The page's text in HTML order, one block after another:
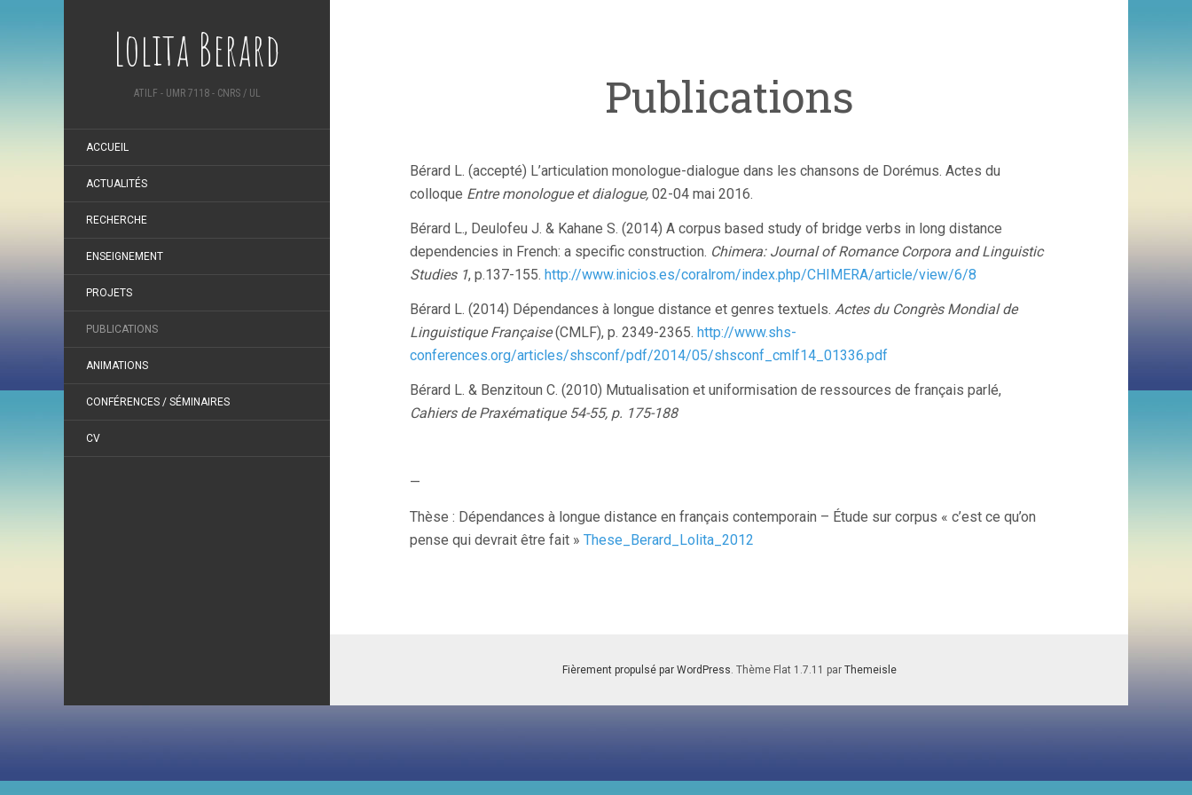
Lolita Berard
ATILF - UMR 7118 - CNRS / UL
ACCUEIL
ACTUALITÉS
RECHERCHE
ENSEIGNEMENT
PROJETS
PUBLICATIONS
ANIMATIONS
CONFÉRENCES / SÉMINAIRES
CV
Publications
Bérard L. (accepté) L’articulation monologue-dialogue dans les chansons de Dorémus. Actes du
colloque Entre monologue et dialogue, 02-04 mai 2016.
Bérard L., Deulofeu J. & Kahane S. (2014) A corpus based study of bridge verbs in long distance
dependencies in French: a specific construction. Chimera: Journal of Romance Corpora and Linguistic
Studies 1, p.137-155. http://www.inicios.es/coralrom/index.php/CHIMERA/article/view/6/8
Bérard L. (2014) Dépendances à longue distance et genres textuels. Actes du Congrès Mondial de
Linguistique Française(CMLF), p. 2349-2365. http://www.shs-
conferences.org/articles/shsconf/pdf/2014/05/shsconf_cmlf14_01336.pdf
Bérard L. & Benzitoun C. (2010) Mutualisation et uniformisation de ressources de français parlé,
Cahiers de Praxématique 54-55, p. 175-188
—
Thèse : Dépendances à longue distance en français contemporain – Étude sur corpus « c’est ce qu’on
pense qui devrait être fait » These_Berard_Lolita_2012
Fièrement propulsé par WordPress. Thème Flat 1.7.11 par Themeisle